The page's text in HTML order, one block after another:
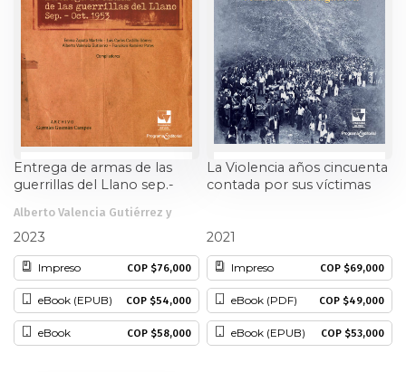
Ciencias Sociales
Conflicto Armado
Construcción de paz
Derecho
Desarrollo
Diseño
Economía
Educación
Entrega de armas de las
guerrillas del Llano sep.-
Alberto Valencia Gutiérrez y
2023
Impreso COP $76,000
eBook (EPUB) COP $54,000
eBook COP $58,000
La Violencia años cincuenta
contada por sus víctimas
2021
eBook (PDF) COP $49,000
eBook (EPUB) COP $53,000
Impreso COP $69,000